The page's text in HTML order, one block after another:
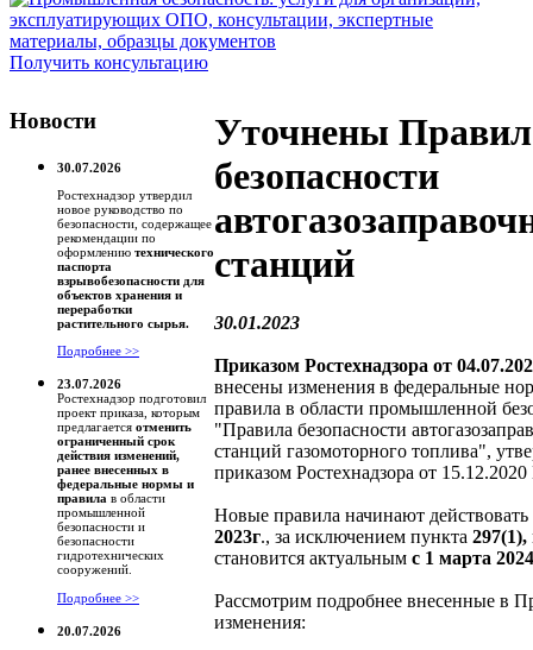
Получить консультацию
Новости
30.07.2026
Ростехнадзор утвердил
новое руководство по
безопасности, содержащее
рекомендации по
оформлению технического
паспорта
взрывобезопасности для
объектов хранения и
переработки
растительного сырья.
Подробнее >>
23.07.2026
Ростехнадзор подготовил
проект приказа, которым
предлагается отменить
ограниченный срок
действия изменений,
ранее внесенных в
федеральные нормы и
правила в области
промышленной
безопасности и
безопасности
гидротехнических
сооружений.
Подробнее >>
20.07.2026
Уточнены
безопасности
станций
30.01.2023
Приказом Ростехнадзора от
внесены изменения в федеральные
правила в области промышленной
"Правила безопасности
станций газомоторного топлива",
приказом Ростехнадзора от
Новые правила начинают действовать
2023г., за исключением пункта 297(1),
становится актуальным с 1 марта
Рассмотрим подробнее внесенные в
изменения: